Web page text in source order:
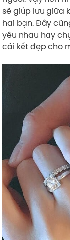
sẽ giúp lưu giữa
hai bạn. Đây
yêu nhau hay
cái kết đẹp cho